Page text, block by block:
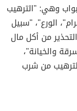
وهي: "الترهيب
الورع"، "سبيل
من أكل مال
والخيانة"،
من شرب